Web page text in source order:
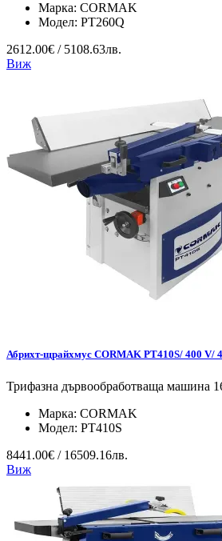
Марка: CORMAK
Модел: PT260Q
2612.00€ / 5108.63лв.
Виж
Абрихт-щрайхмус CORMAK PT410S/ 400 V/
Трифазна дървообработваща машина
Марка: CORMAK
Модел: PT410S
8441.00€ / 16509.16лв.
Виж